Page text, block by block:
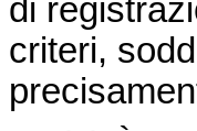
di
criteri,